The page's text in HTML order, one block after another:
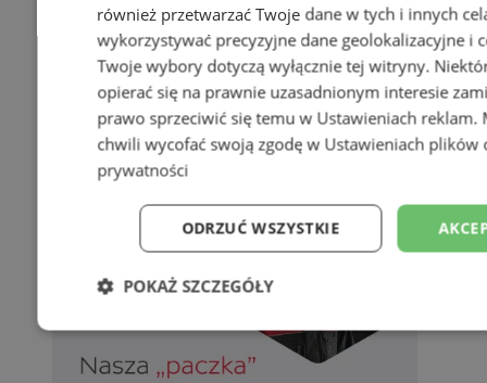
również przetwarzać Twoje dane w tych i innych
wykorzystywać precyzyjne dane geolokalizacyjne i
Twoje wybory dotyczą wyłącznie tej witryny.
opierać się na prawnie uzasadnionym interesie
prawo sprzeciwić się temu w Ustawieniach reklam.
chwili wycofać swoją zgodę w Ustawieniach plików
prywatności
ODRZUĆ WSZYSTKIE
POKAŻ SZCZEGÓŁY
Niezbędne Wydajność